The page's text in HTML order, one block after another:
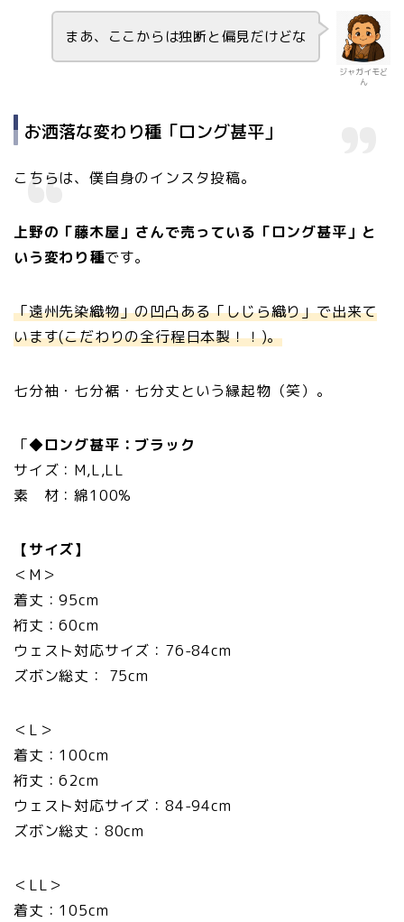
ジャガイモど
ん
まあ、ここからは独断と偏見だけどな
お洒落な変わり種「ロング甚平」
こちらは、僕自身のインスタ投稿。
上野の「藤木屋」さんで売っている「ロング甚平」と
いう変わり種です。
「遠州先染織物」の凹凸ある「しじら織り」で出来て
います(こだわりの全行程日本製！！)。
七分袖・七分裾・七分丈という縁起物（笑）。
「◆ロング甚平：ブラック
サイズ：M,L,LL
素 材：綿100%
【サイズ】
＜M＞
着丈：95cm
裄丈：60cm
ウェスト対応サイズ：76-84cm
ズボン総丈： 75cm
＜L＞
着丈：100cm
裄丈：62cm
ウェスト対応サイズ：84-94cm
ズボン総丈：80cm
＜LL＞
着丈：105cm